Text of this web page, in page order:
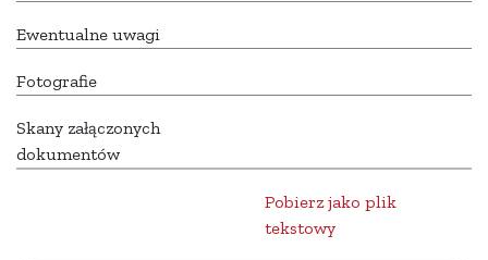
Ewentualne uwagi
Fotografie
Skany załączonych
dokumentów
Pobierz jako plik
tekstowy